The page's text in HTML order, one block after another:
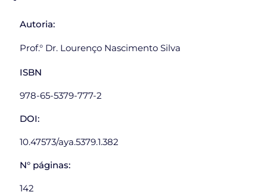
Autoria:
Prof.° Dr. Lourenço Nascimento Silva
ISBN
978-65-5379-777-2
DOI:
10.47573/aya.5379.1.382
N° páginas:
142